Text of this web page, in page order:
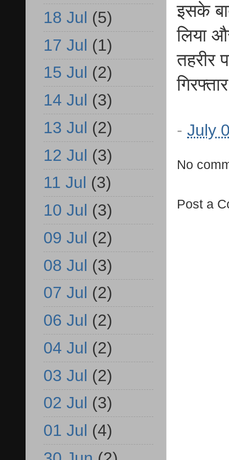
इसके
लिया
तहरीर
- July
No
Post a
18 Jul (5)
17 Jul (1)
15 Jul (2)
14 Jul (3)
13 Jul (2)
12 Jul (3)
11 Jul (3)
10 Jul (3)
09 Jul (2)
08 Jul (3)
07 Jul (2)
06 Jul (2)
04 Jul (2)
03 Jul (2)
02 Jul (3)
01 Jul (4)